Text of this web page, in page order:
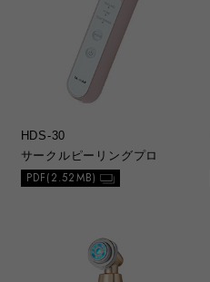
HDS-30
サークルピーリングプロ
PDF(2.52MB)